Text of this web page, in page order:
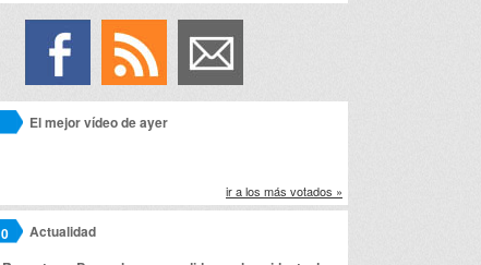
El mejor vídeo de ayer
ir a los más votados »
Actualidad
0